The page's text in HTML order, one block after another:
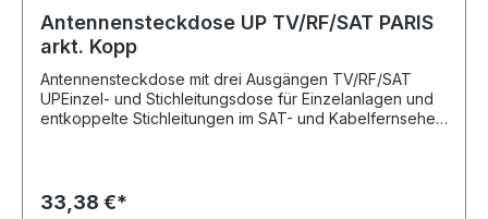
Antennensteckdose UP TV/RF/SAT PARIS
arkt. Kopp
Antennensteckdose mit drei Ausgängen TV/RF/SAT
UPEinzel- und Stichleitungsdose für Einzelanlagen und
entkoppelte Stichleitungen im SAT- und Kabelfernsehen.
33,38 €*